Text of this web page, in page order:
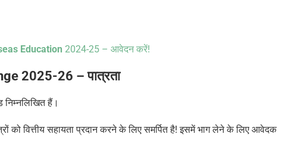
Education 2024-25 – आवेदन करें!
2025-26 –पात्रता
निम्नलिखित हैं।
को वित्तीय सहायता प्रदान करने के लिए समर्पित है! इसमें भाग लेने के लिए आवेदक